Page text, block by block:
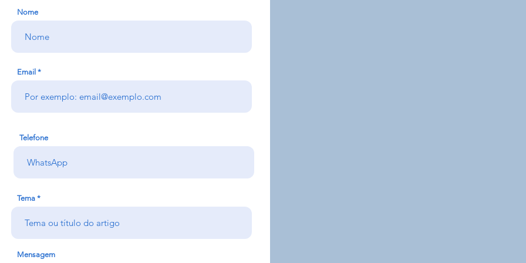
Nome
Email
Telefone
Tema
Mensagem